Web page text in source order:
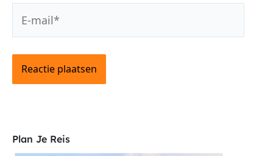
Plan Je Reis
mail*